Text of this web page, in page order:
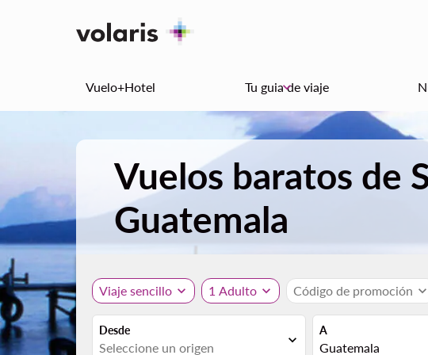
Vuelo+Hotel Tu guia de viaje
keyboard_arrow_down
Vuelos baratos de
Guatemala
Viaje sencillo expand_more 1 Adulto expand_more Código de promoción expand_more
Desde
expand_more
A